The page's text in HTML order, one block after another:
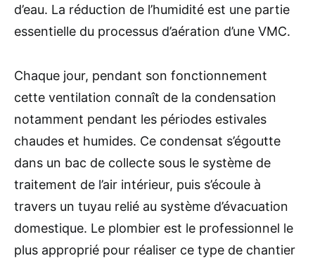
d’eau. La réduction de l’humidité est une partie
essentielle du processus d’aération d’une VMC.
Chaque jour, pendant son fonctionnement
cette ventilation connaît de la condensation
notamment pendant les périodes estivales
chaudes et humides. Ce condensat s’égoutte
dans un bac de collecte sous le système de
traitement de l’air intérieur, puis s’écoule à
travers un tuyau relié au système d’évacuation
domestique. Le plombier est le professionnel le
plus approprié pour réaliser ce type de chantier